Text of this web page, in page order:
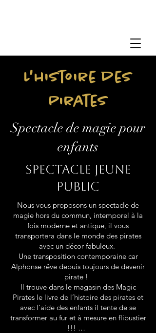
L'histoire des
Pirates
Spectacle de magie pour
enfants
Spectacle jeune
public
Nous vous proposons un spectacle de
magie hors du commun, intemporel à la
fois moderne et antique, il vous
transportera dans le monde des pirates
avec un décor fabuleux.
Une transposition contemporaine car
Alphonse rêve depuis toujours de devenir
pirate !
Il trouve dans le magasin des Magic
Pirates le livre de l’histoire des pirates et
avec l’aide des enfants il tente de se
transformer au fur et à mesure en flibustier
!!! …